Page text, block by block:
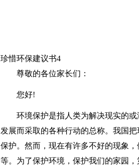
珍惜环保建议书4
尊敬的各位家长们：
您好!
环境保护是指人类为解决现实的
发展而采取的各种行动的总称。我国
保护。然而，现在有许多不好的现象
等。为了保护环境，保护我们的家园